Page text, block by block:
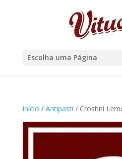
Escolha uma Página
Início / Antipasti / Crostini